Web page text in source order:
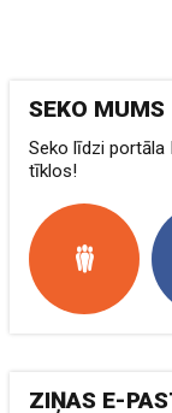
SEKO MUMS
Seko līdzi portāla
tīklos!
ZIŅAS E-